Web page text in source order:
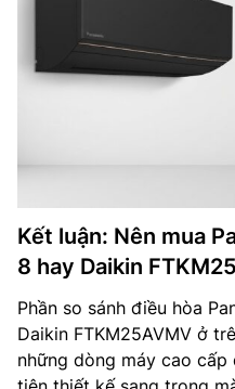
Kết luận: Nên mua
8 hay Daikin
Phần so sánh điều hòa
Daikin FTKM25AVMV ở
những dòng máy cao cấp